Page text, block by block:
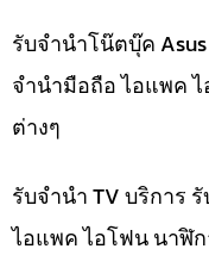
รับจำนำโน๊ตบุ๊ค
จำนำมือถือ ไอแพค
ต่างๆ
รับจำนำ TV บริการ
ไอแพค ไอโฟน นาฬิ